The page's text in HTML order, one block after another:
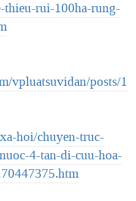
rui-100ha-rung-
vpluatsuvidan/posts/1
hoi/chuyen-truc-
4-tan-di-cuu-hoa-